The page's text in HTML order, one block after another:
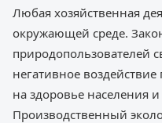
Любая хозяйственная
окружающей среде.
природопользователей
негативное
на здоровье населения
Производственный